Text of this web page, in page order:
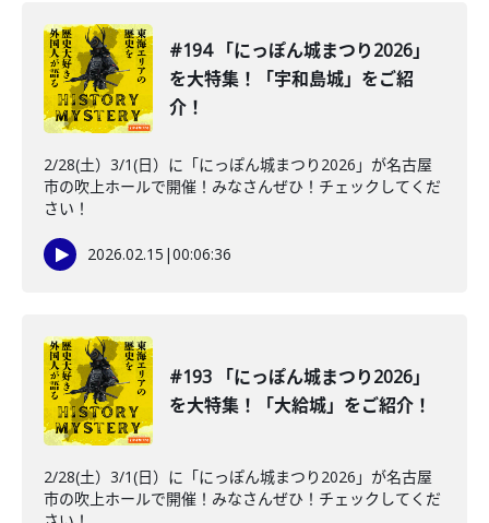
#194 「にっぽん城まつり2026」
を大特集！「宇和島城」をご紹
介！
2/28(土）3/1(日）に「にっぽん城まつり2026」が名古屋
市の吹上ホールで開催！みなさんぜひ！チェックしてくだ
さい！
2026.02.15 |00:06:36
#193 「にっぽん城まつり2026」
を大特集！「大給城」をご紹介！
2/28(土）3/1(日）に「にっぽん城まつり2026」が名古屋
市の吹上ホールで開催！みなさんぜひ！チェックしてくだ